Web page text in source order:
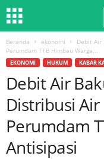
Beranda ekonomi
Debit Air
Perumdam TTB Himbau Warga...
EKONOMI HUKUM KABAR
Debit Air
Distribusi
Perumdam
Antisipasi